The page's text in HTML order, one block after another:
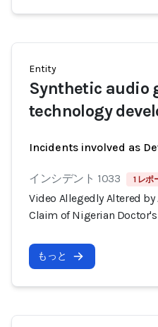
Entity
Synthetic audio
technology
Incidents involved as
インシデント 1033 1 レポ
Video Allegedly Altered
Claim of Nigerian
もっと